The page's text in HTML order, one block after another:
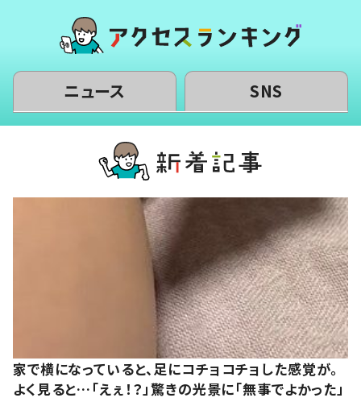
ニュース SNS
家で横になっていると、足にコチョコチョした感覚が。
よく見ると…「えぇ！？」驚きの光景に「無事でよかった」